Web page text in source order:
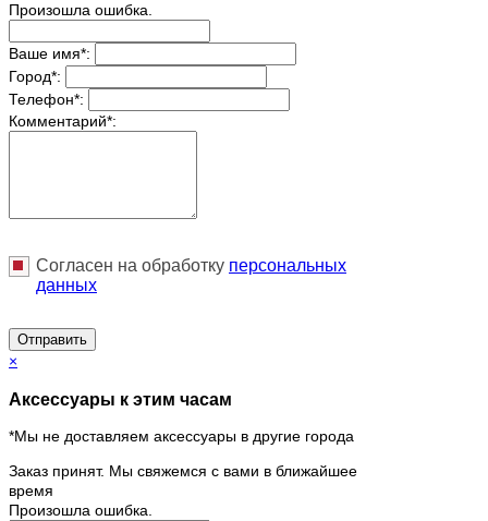
Произошла ошибка.
Ваше имя*:
Город*:
Телефон*:
Комментарий*:
Согласен на обработку персональныx
данных
Отправить
×
Аксессуары к этим часам
*Мы не доставляем аксессуары в другие города
Заказ принят. Мы свяжемся с вами в ближайшее
время
Произошла ошибка.